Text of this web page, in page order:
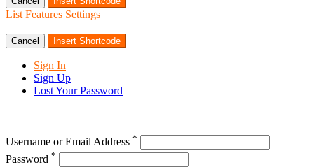
List Features Settings
Cancel Insert Shortcode
Sign In
Sign Up
Lost Your Password
Username or Email Address *
Password *